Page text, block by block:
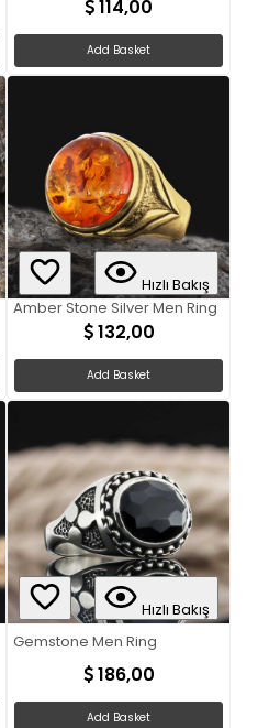
114,00
Add Basket
Hızlı Bakış
Amber Stone Silver Men Ring
132,00
Add Basket
Hızlı Bakış
Gemstone Men Ring
186,00
Add Basket